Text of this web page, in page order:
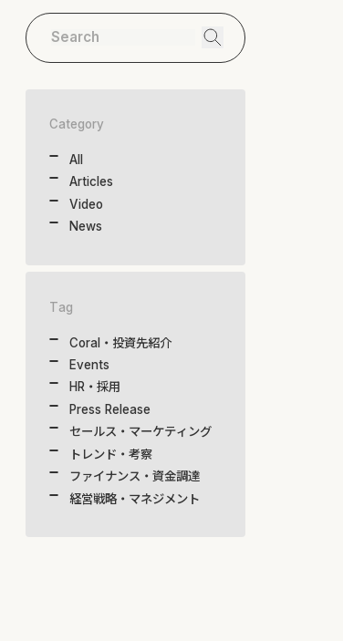
Category
All
Articles
Video
News
Tag
Coral・投資先紹介
Events
HR・採用
Press Release
セールス・マーケティング
トレンド・考察
ファイナンス・資金調達
経営戦略・マネジメント